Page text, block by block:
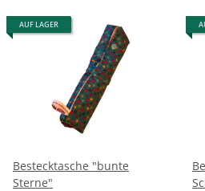
AUF LAGER
Bestecktasche "bunte
Sterne"